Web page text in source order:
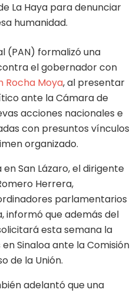
La Haya para denunciar
humanidad.
(PAN) formalizó una
el gobernador con
Rocha Moya, al presentar
ante la Cámara de
acciones nacionales e
con presuntos vínculos
organizado.
San Lázaro, el dirigente
Herrera,
parlamentarios
informó que además del
esta semana la
Sinaloa ante la Comisión
de la Unión.
adelantó que una